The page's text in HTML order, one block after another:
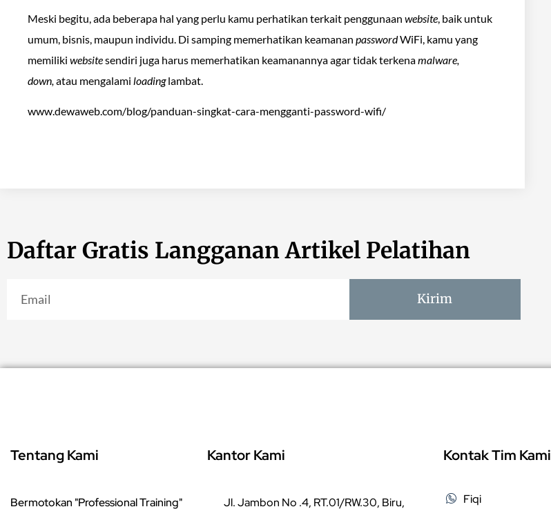
Meski begitu, ada beberapa hal yang perlu kamu perhatikan terkait penggunaan website, baik untuk
umum, bisnis, maupun individu. Di samping memerhatikan keamanan passwordWiFi, kamu yang
memiliki websitesendiri juga harus memerhatikan keamanannya agar tidak terkenamalware,
down,atau mengalami loadinglambat.
www.dewaweb.com/blog/panduan-singkat-cara-mengganti-password-wifi/
Daftar Gratis Langganan Artikel Pelatihan
Kirim
Tentang Kami
Bermotokan "Professional Training"
Kantor Kami
Jl. Jambon No .4, RT.01/RW.30, Biru,
Kontak Tim Kami
Fiqi